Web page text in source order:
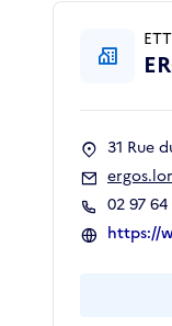
31 Rue
02 97
https://